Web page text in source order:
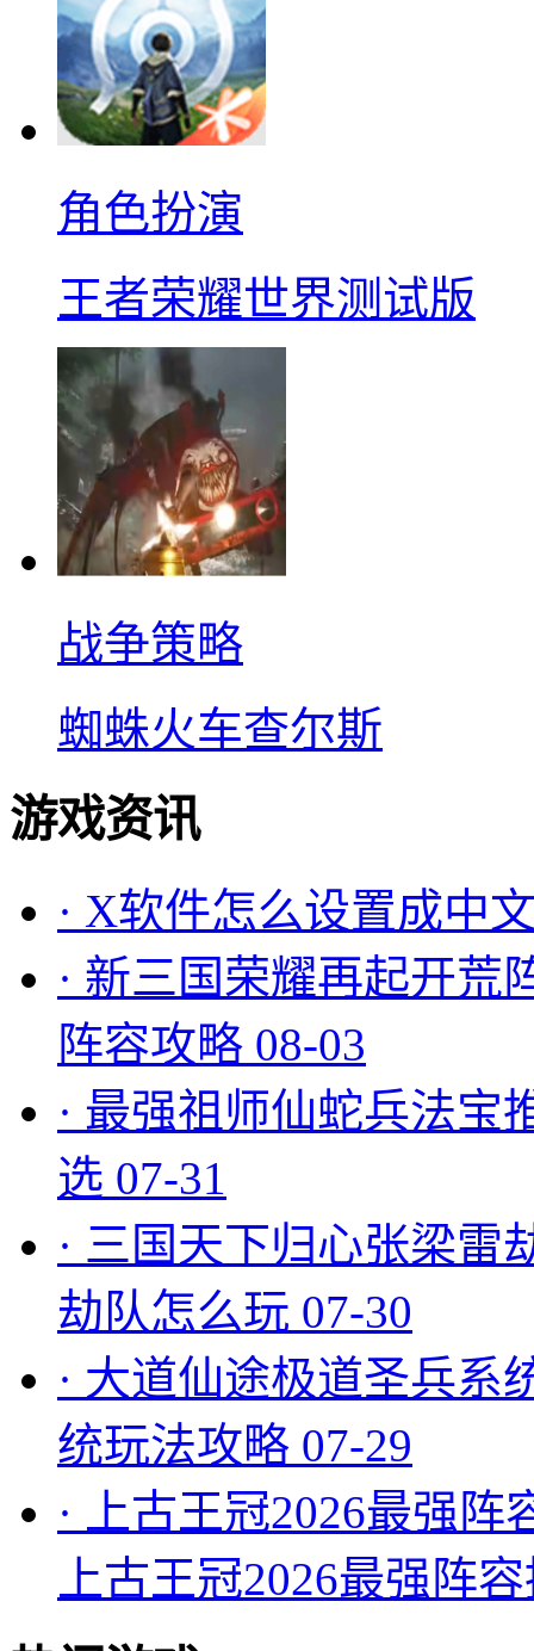
角色扮演
王者荣耀世界测试版
战争策略
蜘蛛火车查尔斯
游戏资讯
· X软件怎么设置成中
· 新三国荣耀再起开荒
阵容攻略 08-03
· 最强祖师仙蛇兵法宝
选 07-31
· 三国天下归心张梁雷
劫队怎么玩 07-30
· 大道仙途极道圣兵系
统玩法攻略 07-29
·
上古王冠2026最强
上古王冠2026最强阵